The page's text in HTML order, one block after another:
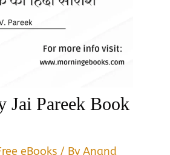
Pareek Book
eBooks / ByAnand